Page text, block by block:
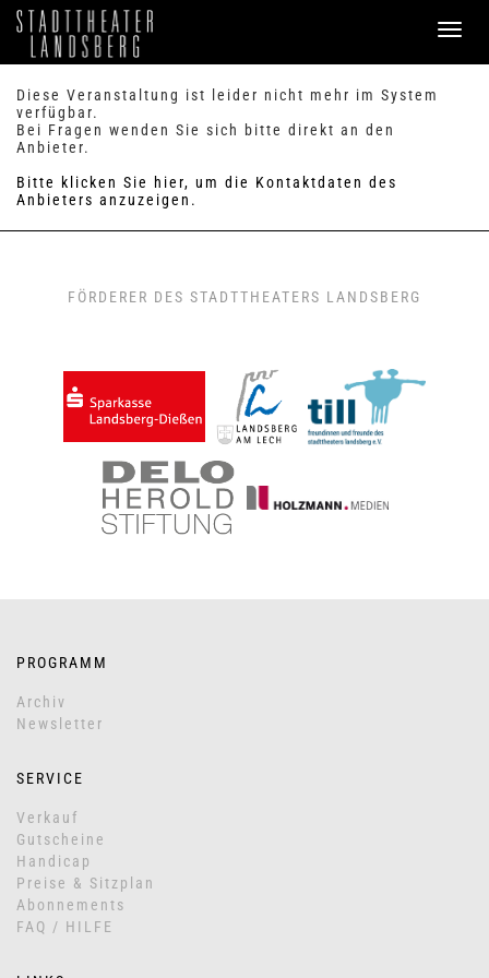
PROGRAMM
SERVICE
Preise & Sitzplan
Abonnements
Handicap
KONTAKT
Einmietung
ANMELDEN
Diese Veranstaltung ist leider nicht mehr im System
verfügbar.
Bei Fragen wenden Sie sich bitte direkt an den
Anbieter.
Bitte klicken Sie hier, um die Kontaktdaten des
Anbieters anzuzeigen.
FÖRDERER DES STADTTHEATERS LANDSBERG
PROGRAMM
Archiv
Newsletter
SERVICE
Verkauf
Gutscheine
Handicap
Preise & Sitzplan
Abonnements
FAQ / HILFE